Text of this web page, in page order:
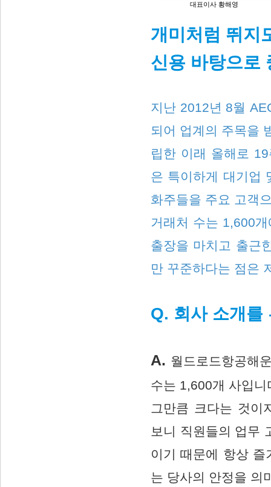
대표이사 황해영
개미처럼 뛰지
신용 바탕으로
지난 2012년 8월
되어 업계의 주목을
립한 이래 올해로
은 특이하게 대기업
화주들을 주요 고객
거래처 수는 1,600
출장을 마치고 출근
만 꾸준하다는 점은
Q. 회사 소개를
A. 월드로드항공해
수는 1,600개 사입
그만큼 크다는 것이
보니 직원들의 업무
이기 때문에 항상
는 당사의 안정을 의